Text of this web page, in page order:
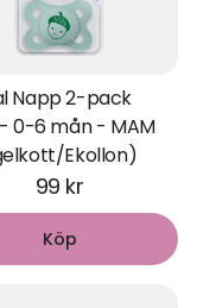
Napp 2-pack
0-6 mån - MAM
Ekollon)
99 kr
Köp